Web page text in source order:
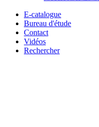
E-catalogue
Bureau d'étude
Contact
Vidéos
Rechercher